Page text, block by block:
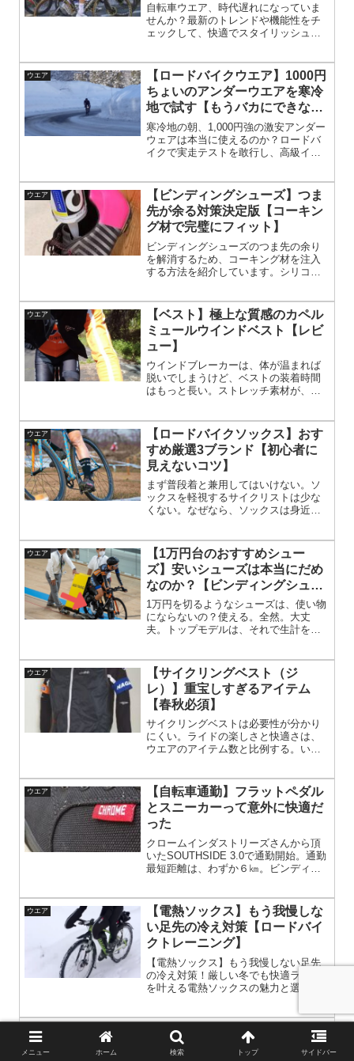
自転車ウエア、時代遅れになっていま
せんか？最新のトレンドや機能性をチ
ェックして、快適でスタイリッシュな
ウエア
【ロードバイクウエア】1000円
ちょいのアンダーウエアを寒冷
地で試す【もうバカにできな
い】
寒冷地の朝、1,000円強の激安アンダー
ウェアは本当に使えるのか？ロードバ
イクで実走テストを敢行し、高級イン
ウエア
【ビンディングシューズ】つま
先が余る対策決定版【コーキン
グ材で完璧にフィット】
ビンディングシューズのつま先の余り
を解消するため、コーキング材を注入
する方法を紹介しています。シリコン
な手順と効果を詳しく解説していま
す。
ウエア
【ベスト】極上な質感のカペル
ミュールウインドベスト【レビ
ュー】
ウインドブレーカーは、体が温まれば
脱いでしまうけど、ベストの装着時間
はもっと長い。ストレッチ素材が、現
材でアウトラインが崩れないカペルミ
ュールベストはありがたい。
ウエア
【ロードバイクソックス】おす
すめ厳選3ブランド【初心者に
見えないコツ】
まず普段着と兼用してはいけない。ソ
ックスを軽視するサイクリストは少な
くない。なぜなら、ソックスは身近に
られない。でもソックスは、普段着と
そう遠くない形をしてる。
ウエア
【1万円台のおすすめシュー
ズ】安いシューズは本当にだめ
なのか？【ビンディングシュー
ズ】
1万円を切るようなシューズは、使い物
にならないの？使える。全然。大丈
夫。トップモデルは、それで生計を立
明白無理して高いシューズを買う必要
はない。もはや、気持ちの問題。
ウエア
【サイクリングベスト（ジ
レ）】重宝しすぎるアイテム
【春秋必須】
サイクリングベストは必要性が分かり
にくい。ライドの楽しさと快適さは、
ウエアのアイテム数と比例する。いか
ドブレーカーの下に着る→ウインドブ
レーカーを脱いだ時、いきなり寒くな
らない
ウエア
【自転車通勤】フラットペダル
とスニーカーって意外に快適だ
った
クロームインダストリーズさんから頂
いたSOUTHSIDE 3.0で通勤開始。通勤
最短距離は、わずか６㎞。ビンディン
をやめた。ビンディングシューズのカ
チカチソールが不快だったことに気が
付いた
ウエア
【電熱ソックス】もう我慢しな
い足先の冷え対策【ロードバイ
クトレーニング】
【電熱ソックス】もう我慢しない足先
の冷え対策！厳しい冬でも快適ライド
を叶える電熱ソックスの魅力と選び方
必見、冬のライドを快適に楽しむ方法
を紹介します！
ウエア
【ロードバイク】寒くて外を走
れない人は防寒アイテムが足り
メニュー ホーム 検索 トップ サイドバー